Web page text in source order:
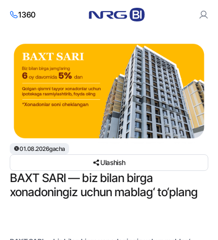
1360
01.08.2026gacha
Ulashish
BAXT SARI — biz bilan birga
xonadoningiz uchun mablag‘ to‘plang
Saytdan foydalanish orqali siz cookies vashaxsiy ma’lumotlarni
qayta ishlash siyosatiga
roziligingizni bildirasiz.
Roziman